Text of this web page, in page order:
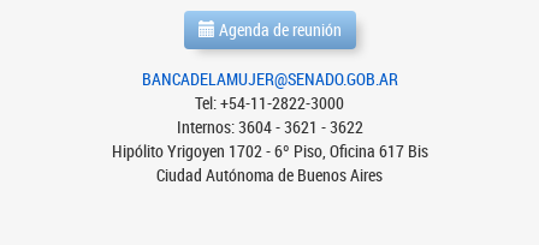
Agenda de reunión
BANCADELAMUJER@SENADO.GOB.AR
Tel: +54-11-2822-3000
Internos: 3604 - 3621 - 3622
Hipólito Yrigoyen 1702 - 6º Piso, Oficina 617 Bis
Ciudad Autónoma de Buenos Aires